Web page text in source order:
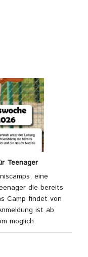
Teenager
eine
die bereits
Camp findet von
ist ab
möglich.